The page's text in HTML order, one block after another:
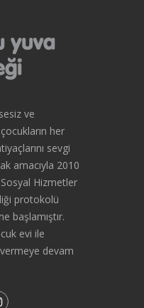
ve
her
sevgi
amacıyla 2010
Sosyal Hizmetler
protokolü
başlamıştır.
evi ile
devam